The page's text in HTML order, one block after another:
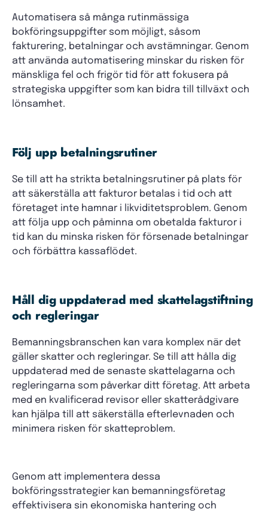
Automatisera så många rutinmässiga
bokföringsuppgifter som möjligt, såsom
fakturering, betalningar och avstämningar. Genom
att använda automatisering minskar du risken för
mänskliga fel och frigör tid för att fokusera på
strategiska uppgifter som kan bidra till tillväxt och
lönsamhet.
Följ upp betalningsrutiner
Se till att ha strikta betalningsrutiner på plats för
att säkerställa att fakturor betalas i tid och att
företaget inte hamnar i likviditetsproblem. Genom
att följa upp och påminna om obetalda fakturor i
tid kan du minska risken för försenade betalningar
och förbättra kassaflödet.
Håll dig uppdaterad med skattelagstiftning
och regleringar
Bemanningsbranschen kan vara komplex när det
gäller skatter och regleringar. Se till att hålla dig
uppdaterad med de senaste skattelagarna och
regleringarna som påverkar ditt företag. Att arbeta
med en kvalificerad revisor eller skatterådgivare
kan hjälpa till att säkerställa efterlevnaden och
minimera risken för skatteproblem.
Genom att implementera dessa
bokföringsstrategier kan bemanningsföretag
effektivisera sin ekonomiska hantering och